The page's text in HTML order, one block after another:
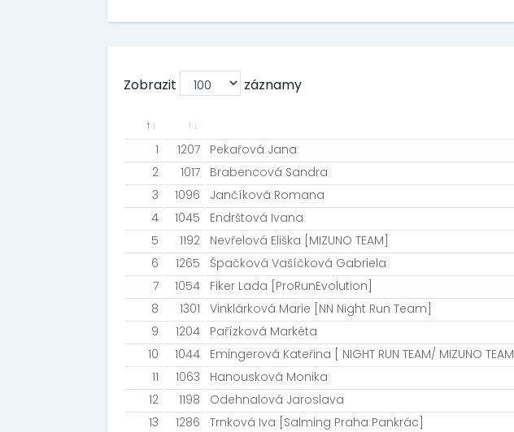
Zobrazit záznamy
1
1207 Pekařová Jana
2
1017 Brabencová Sandra
3
1096 Jančíková Romana
4
1045 Endrštová Ivana
5
1192 Nevřelová Eliška [MIZUNO TEAM]
6
1265 Špačková Vašíčková Gabriela
7
1054 Fiker Lada [ProRunEvolution]
8
1301 Vinklárková Marie [NN Night Run Team]
9
1204 Pařízková Markéta
10
1044 Emingerová Kateřina [ NIGHT RUN TEAM/ MIZUNO TEAM]
11
1063 Hanousková Monika
12
1198 Odehnalová Jaroslava
13
1286 Trnková Iva [Salming Praha Pankrác]